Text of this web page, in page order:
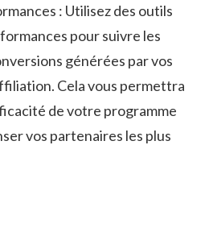
: Utilisez des outils
pour suivre les
générées ‍par vos
Cela vous permettra
de votre programme
vos partenaires les plus